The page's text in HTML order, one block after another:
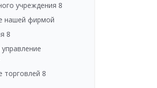
учреждения 8
нашей фирмой
8
торговлей 8